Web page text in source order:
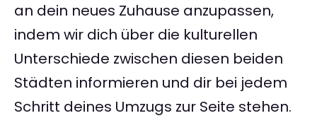
an dein neues Zuhause anzupassen,
indem wir dich über die kulturellen
Unterschiede zwischen diesen beiden
Städten informieren und dir bei jedem
Schritt deines Umzugs zur Seite stehen.